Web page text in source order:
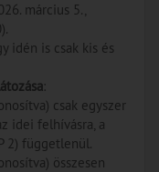
március 5.,
idén is csak kis és
:
csak egyszer
idei felhívásra, a
2) függetlenül.
összesen